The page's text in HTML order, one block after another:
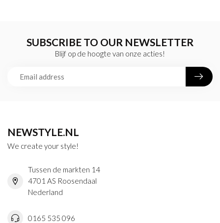
SUBSCRIBE TO OUR NEWSLETTER
Blijf op de hoogte van onze acties!
NEWSTYLE.NL
We create your style!
Tussen de markten 14
4701 AS Roosendaal
Nederland
0165 535 096